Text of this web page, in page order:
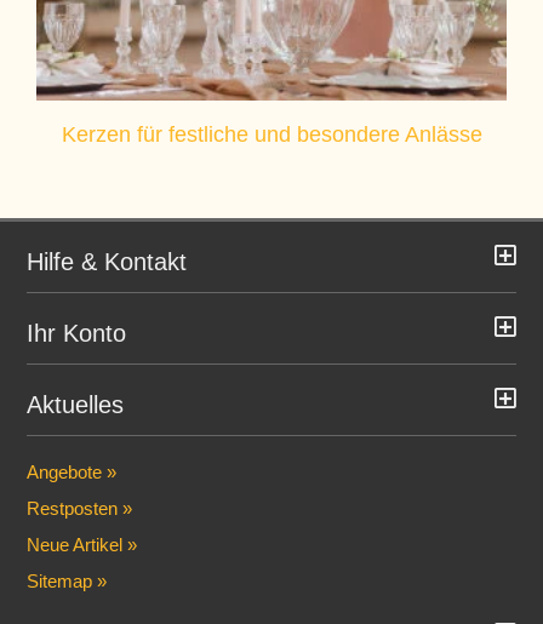
Kerzen für festliche und besondere Anlässe
Hilfe & Kontakt
Ihr Konto
Aktuelles
Angebote »
Restposten »
Neue Artikel »
Sitemap »